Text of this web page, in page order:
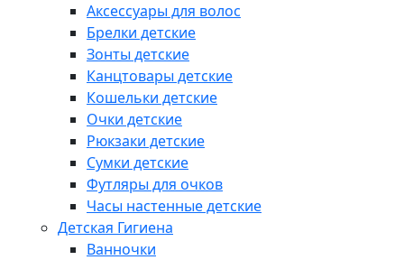
Аксессуары для волос
Брелки детские
Зонты детские
Канцтовары детские
Кошельки детские
Очки детские
Рюкзаки детские
Сумки детские
Футляры для очков
Часы настенные детские
Детская Гигиена
Ванночки